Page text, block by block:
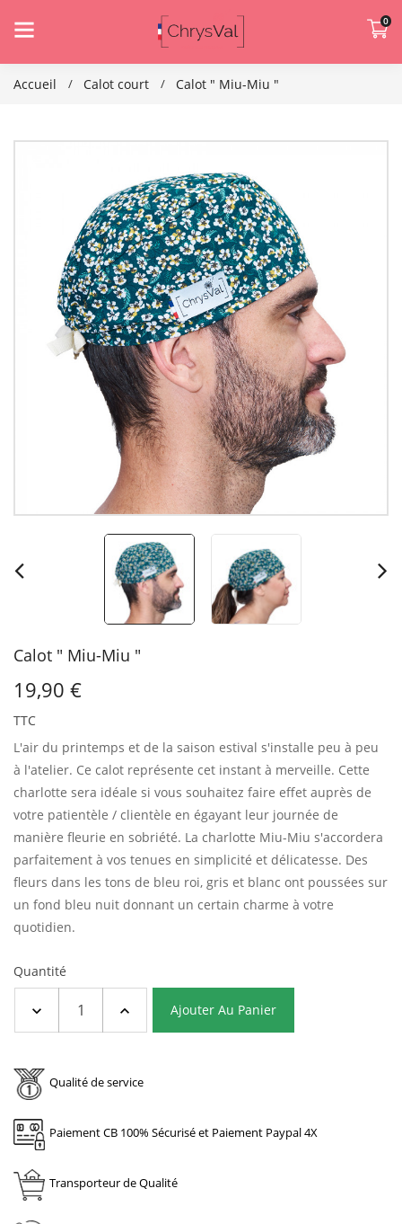
0
Accueil Calot court Calot " Miu-Miu "
Calot " Miu-Miu "
19,90 €
TTC
L'air du printemps et de la saison estival s'installe peu à peu
à l'atelier. Ce calot représente cet instant à merveille. Cette
charlotte sera idéale si vous souhaitez faire effet auprès de
votre patientèle / clientèle en égayant leur journée de
manière fleurie en sobriété. La charlotte Miu-Miu s'accordera
parfaitement à vos tenues en simplicité et délicatesse. Des
fleurs dans les tons de bleu roi, gris et blanc ont poussées sur
un fond bleu nuit donnant un certain charme à votre
quotidien.
Quantité
Ajouter Au Panier
Qualité de service
Paiement CB 100% Sécurisé et Paiement Paypal 4X
Transporteur de Qualité